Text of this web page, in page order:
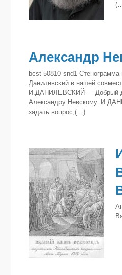
Александр
bcst-50810-snd1
Данилевский в нашей
И.ДАНИЛЕВСКИЙ — Добрый
Александру Невскому.
задать вопрос,(…)